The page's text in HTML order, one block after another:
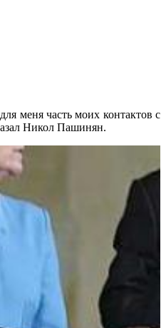
меня часть моих контактов с
Никол Пашинян.